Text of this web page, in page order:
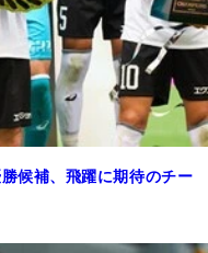
候補、飛躍に期待のチー